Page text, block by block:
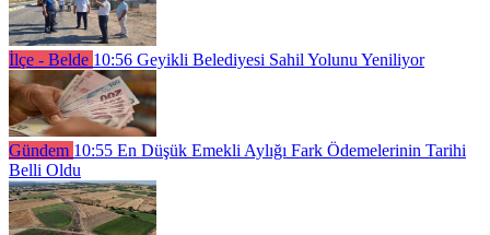
İlçe - Belde 10:56 Geyikli Belediyesi Sahil Yolunu Yeniliyor
Gündem 10:55 En Düşük Emekli Aylığı Fark Ödemelerinin Tarihi
Belli Oldu